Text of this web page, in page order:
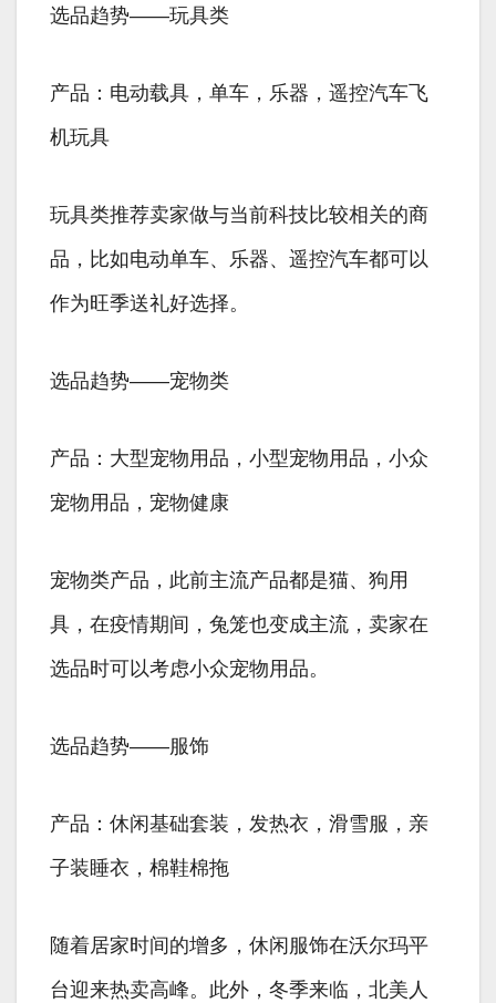
选品趋势——玩具类
产品：电动载具，单车，乐器，遥控汽车飞
机玩具
玩具类推荐卖家做与当前科技比较相关的商
品，比如电动单车、乐器、遥控汽车都可以
作为旺季送礼好选择。
选品趋势——宠物类
产品：大型宠物用品，小型宠物用品，小众
宠物用品，宠物健康
宠物类产品，此前主流产品都是猫、狗用
具，在疫情期间，兔笼也变成主流，卖家在
选品时可以考虑小众宠物用品。
选品趋势——服饰
产品：休闲基础套装，发热衣，滑雪服，亲
子装睡衣，棉鞋棉拖
随着居家时间的增多，休闲服饰在沃尔玛平
台迎来热卖高峰。此外，冬季来临，北美人